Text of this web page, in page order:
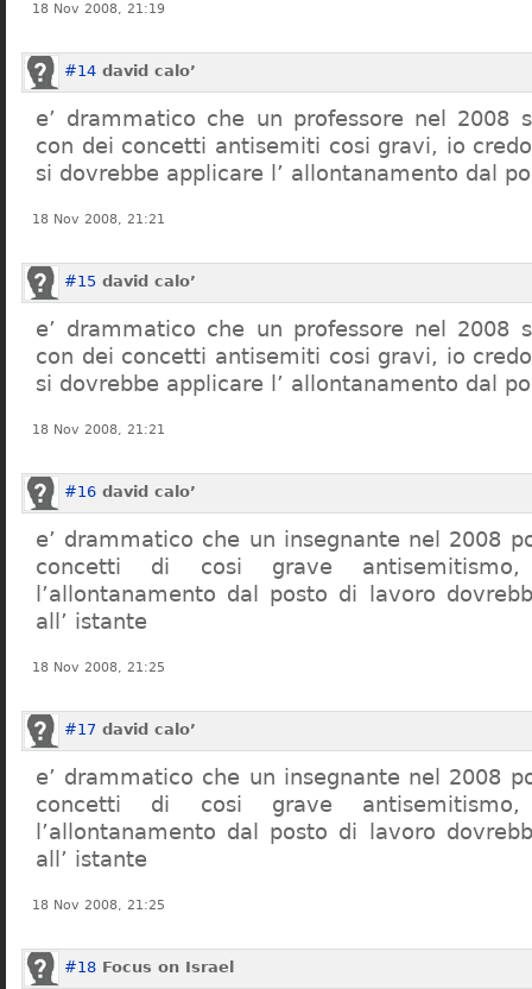
18 Nov 2008, 21:19
#14 david calo’
e’ drammatico che un professore nel 2008
con dei concetti antisemiti cosi gravi, io
si dovrebbe applicare l’ allontanamento dal
18 Nov 2008, 21:21
#15 david calo’
e’ drammatico che un professore nel 2008
con dei concetti antisemiti cosi gravi, io
si dovrebbe applicare l’ allontanamento dal
18 Nov 2008, 21:21
#16 david calo’
e’ drammatico che un insegnante nel 2008
concetti di cosi grave
l’allontanamento dal posto di lavoro
all’ istante
18 Nov 2008, 21:25
#17 david calo’
e’ drammatico che un insegnante nel 2008
concetti di cosi grave
l’allontanamento dal posto di lavoro
all’ istante
18 Nov 2008, 21:25
#18 Focus on Israel